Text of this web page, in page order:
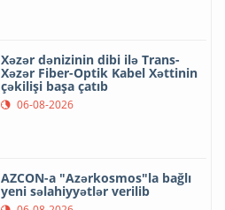
Xəzər dənizinin dibi ilə Trans-
Xəzər Fiber-Optik Kabel Xəttinin
çəkilişi başa çatıb
06-08-2026
AZCON-a "Azərkosmos"la bağlı
yeni səlahiyyətlər verilib